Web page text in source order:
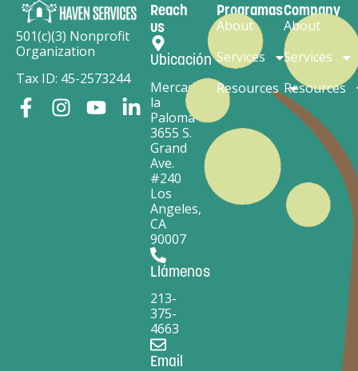
501(c)(3) Nonprofit
Organization
Tax ID: 45-2573244
Reach
us
Ubicación
Mercado
la
Paloma
3655 S.
Grand
Ave.
#240
Los
Angeles,
CA
90007
Llámenos
213-
375-
4663
Email
Programas
About
Services
Resources
Company
About
Services
Resources